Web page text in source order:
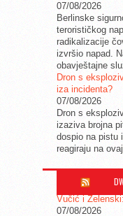
07/08/2026
Berlinske
terorističkog
radikalizacije
izvršio napad.
obavještajne
Dron s
iza incidenta?
07/08/2026
Dron s
izaziva brojna
dospio na pistu
reagiraju na
Vučić i
07/08/2026